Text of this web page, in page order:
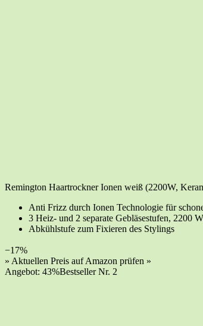
Reming­ton Haar­trock­ner Ionen weiß (2200W,
Anti Frizz durch Ionen Tech­no­lo­gie für
3 Heiz- und 2 sepa­ra­te Geblä­se­stu­fen, 2200
Abkühl­stu­fe zum Fixie­ren des Stylings
−17%
» Aktu­el­len Preis auf Ama­zon prü­fen »
Ange­bot: 43%Best­sel­ler Nr. 2